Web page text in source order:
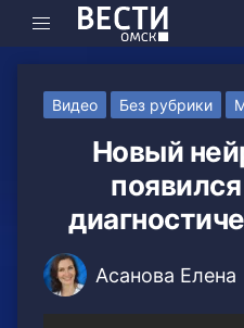
Видео Без рубрики
Новый
Асанова Елена